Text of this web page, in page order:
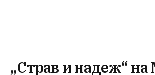
„Страв и надеж“